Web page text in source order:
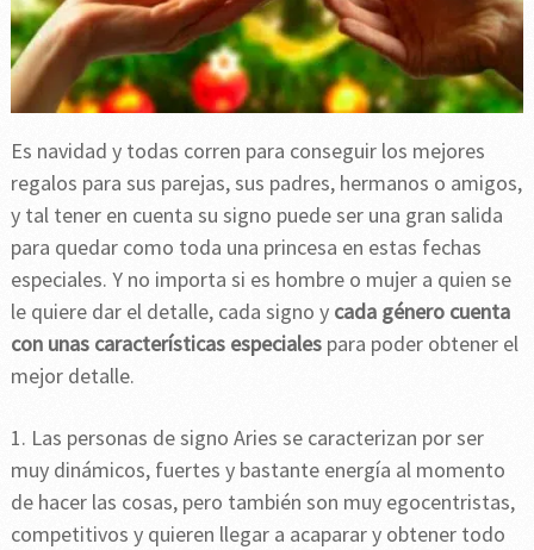
Es navidad y todas corren para conseguir los mejores
regalos para sus parejas, sus padres, hermanos o amigos,
y tal tener en cuenta su signo puede ser una gran salida
para quedar como toda una princesa en estas fechas
especiales. Y no importa si es hombre o mujer a quien se
le quiere dar el detalle, cada signo y cada género cuenta
con unas características especialespara poder obtener el
mejor detalle.
1. Las personas de signo Aries se caracterizan por ser
muy dinámicos, fuertes y bastante energía al momento
de hacer las cosas, pero también son muy egocentristas,
competitivos y quieren llegar a acaparar y obtener todo